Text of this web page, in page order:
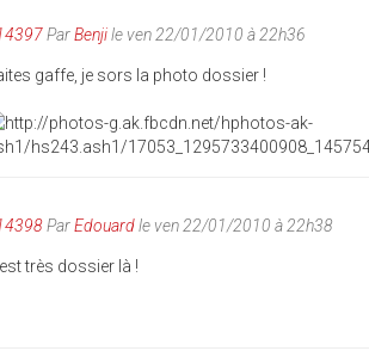
ParBenjile ven 22/01/2010 à 22h36
gaffe, je sors la photo dossier !
ParEdouardle ven 22/01/2010 à 22h38
très dossier là !